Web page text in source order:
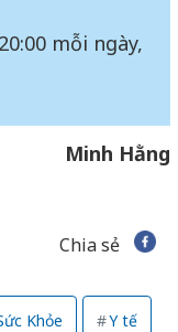
mỗi ngày,
Minh Hằng
Chia sẻ
Khỏe Y tế